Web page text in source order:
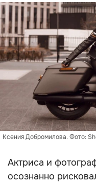
Ксения Добромилова. Фото:
Актриса и
осознанно